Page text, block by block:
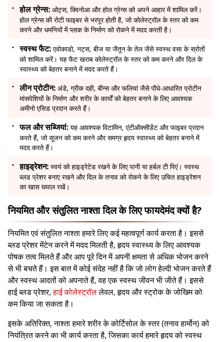
होल ग्रेन्स: ओट्स, क्विनोआ और होल ग्रेन्स को अपने आहार में शामिल करें।
होल ग्रेन्स की रोटी फाइबर से भरपूर होती है, जो कोलेस्ट्रॉल के स्तर को कम
करने और धमनियों में प्लाक के निर्माण को रोकने में मदद करती है।
स्वस्थ फैट: एवोकाडो, नट्स, बीज या जैतून के तेल जैसे स्वस्थ वसा के स्रोतों
को शामिल करें। यह फैट खराब कोलेस्ट्रॉल के स्तर को कम करने और दिल के
स्वास्थ्य को बेहतर बनाने में मदद करते हैं।
लीन प्रोटीन: अंडे, ग्रीक दही, बीन्स और फलियां जैसे पौधे-आधारित प्रोटीन
मांसपेशियों के निर्माण और शरीर के कार्यों को बेहतर बनाने के लिए आवश्यक
अमीनो एसिड प्रदान करते हैं।
फल और सब्जियां: यह आवश्यक विटामिन, एंटीऑक्सीडेंट और फाइबर प्रदान
करते हैं, जो सूजन को कम करने और समग्र हृदय स्वास्थ्य को बेहतर बनाने में
मदद करते हैं।
हाइड्रेशन: स्वयं को हाइड्रेटेड रखने के लिए पानी या हर्बल टी पिएं। स्वस्थ
ब्लड प्रेशर बनाए रखने और दिल के तनाव को रोकने के लिए उचित हाइड्रेशन
का खास ख्याल रखें।
नियमित और संतुलित नाश्ता दिल के लिए फायदेमंद क्यों है?
नियमित एवं संतुलित नाश्ता हमारे लिए कई महत्वपूर्ण कार्य करता है। इससे
ब्लड प्रेशर मेंटेन करने में मदद मिलती है, हृदय स्वास्थ्य के लिए आवश्यक
पोषक तत्व मिलते हैं और आप पूरे दिन में अपनी क्षमता से अधिक भोजन करने
से भी बचते हैं। इस बात में कोई संदेह नहीं है कि जो लोग हेल्दी भोजन करते हैं
और स्वस्थ आदतों को अपनाते हैं, वह एक स्वस्थ जीवन भी जीते हैं। इससे
हाई ब्लड प्रेशर,हाई कोलेस्ट्रॉललेवल, हृदय और स्ट्रोक के जोखिम को
कम किया जा सकता है।
इसके अतिरिक्त, नाश्ता हमारे शरीर के कोर्टिसोल के स्तर (तनाव हार्मोन) को
नियंत्रित करने का भी कार्य करता है, जिसका कार्य हमारे हृदय को स्वस्थ